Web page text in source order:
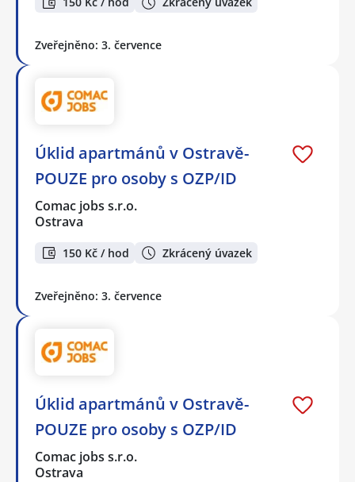
Zveřejněno: 3. července
Úklid apartmánů v Ostravě-
POUZE pro osoby s OZP/ID
Comac jobs s.r.o.
Ostrava
150 Kč / hod Zkrácený úvazek
Zveřejněno: 3. července
Úklid apartmánů v Ostravě-
POUZE pro osoby s OZP/ID
Comac jobs s.r.o.
Ostrava